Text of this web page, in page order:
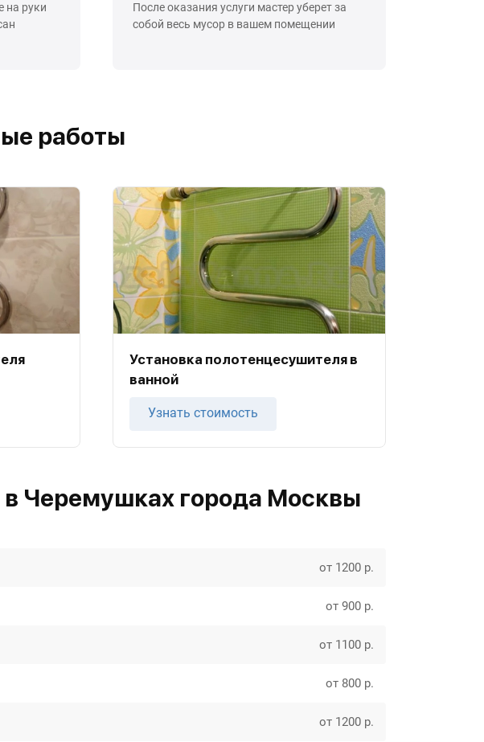
на руки
После оказания услуги мастер уберет за
собой весь мусор в вашем помещении
работы
Установка полотенцесушителя в
ванной
Узнать стоимость
Черемушках города Москвы
от 1200 р.
от 900 р.
от 1100 р.
от 800 р.
от 1200 р.